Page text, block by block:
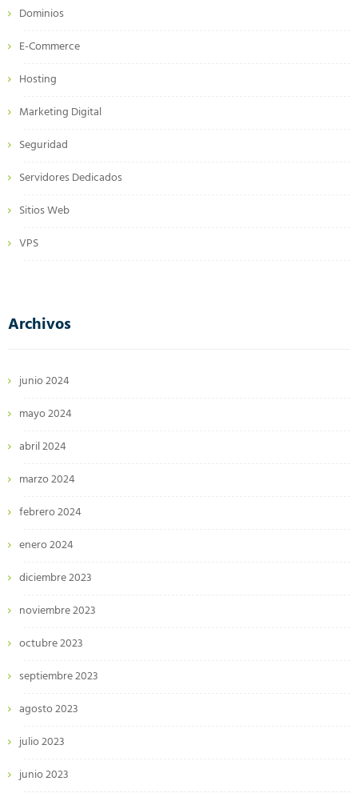
Dominios
E-Commerce
Hosting
Marketing Digital
Seguridad
Servidores Dedicados
Sitios Web
VPS
Archivos
junio 2024
mayo 2024
abril 2024
marzo 2024
febrero 2024
enero 2024
diciembre 2023
noviembre 2023
octubre 2023
septiembre 2023
agosto 2023
julio 2023
junio 2023